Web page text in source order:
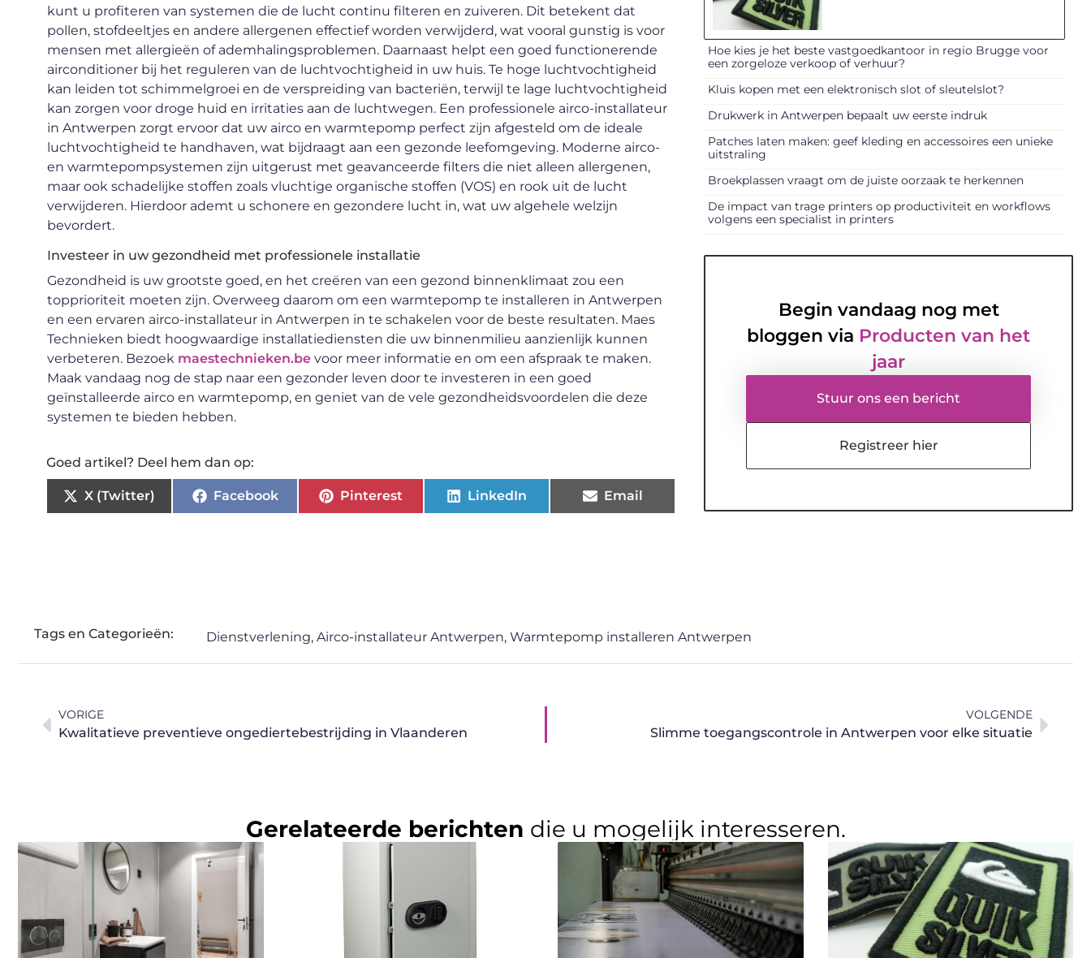
kunt u profiteren van systemen die de lucht continu filteren en zuiveren. Dit betekent dat
pollen, stofdeeltjes en andere allergenen effectief worden verwijderd, wat vooral gunstig is voor
mensen met allergieën of ademhalingsproblemen. Daarnaast helpt een goed functionerende
airconditioner bij het reguleren van de luchtvochtigheid in uw huis. Te hoge luchtvochtigheid
kan leiden tot schimmelgroei en de verspreiding van bacteriën, terwijl te lage luchtvochtigheid
kan zorgen voor droge huid en irritaties aan de luchtwegen. Een professionele airco-installateur
in Antwerpen zorgt ervoor dat uw airco en warmtepomp perfect zijn afgesteld om de ideale
luchtvochtigheid te handhaven, wat bijdraagt aan een gezonde leefomgeving. Moderne airco-
en warmtepompsystemen zijn uitgerust met geavanceerde filters die niet alleen allergenen,
maar ook schadelijke stoffen zoals vluchtige organische stoffen (VOS) en rook uit de lucht
verwijderen. Hierdoor ademt u schonere en gezondere lucht in, wat uw algehele welzijn
bevordert.
Investeer in uw gezondheid met professionele installatie
Gezondheid is uw grootste goed, en het creëren van een gezond binnenklimaat zou een
topprioriteit moeten zijn. Overweeg daarom om een warmtepomp te installeren in Antwerpen
en een ervaren airco-installateur in Antwerpen in te schakelen voor de beste resultaten. Maes
Technieken biedt hoogwaardige installatiediensten die uw binnenmilieu aanzienlijk kunnen
verbeteren. Bezoek maestechnieken.be voor meer informatie en om een afspraak te maken.
Maak vandaag nog de stap naar een gezonder leven door te investeren in een goed
geïnstalleerde airco en warmtepomp, en geniet van de vele gezondheidsvoordelen die deze
systemen te bieden hebben.
Goed artikel? Deel hem dan op:
X (Twitter) Facebook Pinterest LinkedIn Email
Hoe kies je het beste vastgoedkantoor in regio Brugge voor
een zorgeloze verkoop of verhuur?
Kluis kopen met een elektronisch slot of sleutelslot?
Drukwerk in Antwerpen bepaalt uw eerste indruk
Patches laten maken: geef kleding en accessoires een unieke
uitstraling
Broekplassen vraagt om de juiste oorzaak te herkennen
De impact van trage printers op productiviteit en workflows
volgens een specialist in printers
Begin vandaag nog met
bloggen via Producten van het
jaar
Stuur ons een bericht
Registreer hier
Tags en Categorieën: Dienstverlening, Airco-installateur Antwerpen, Warmtepomp installeren Antwerpen
VORIGE
Kwalitatieve preventieve ongediertebestrijding in Vlaanderen
VOLGENDE
Slimme toegangscontrole in Antwerpen voor elke situatie
Gerelateerde berichten die u mogelijk interesseren.